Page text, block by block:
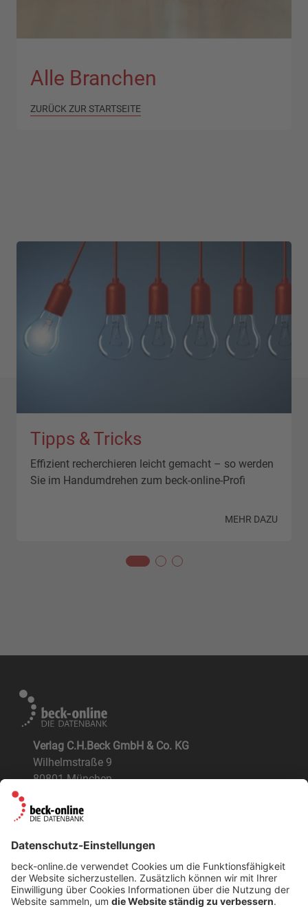
Alle Branchen
ZURÜCK ZUR STARTSEITE
Tipps & Tricks
Effizient recherchieren leicht gemacht – so werden
Sie im Handumdrehen zum beck-online-Profi
MEHR DAZU
Verlag C.H.Beck GmbH & Co. KG
Wilhelmstraße 9
80801 München
Der Verlag
Nachhaltigkeit
NÜTZLICHES
FAQs
Tipps & Tricks